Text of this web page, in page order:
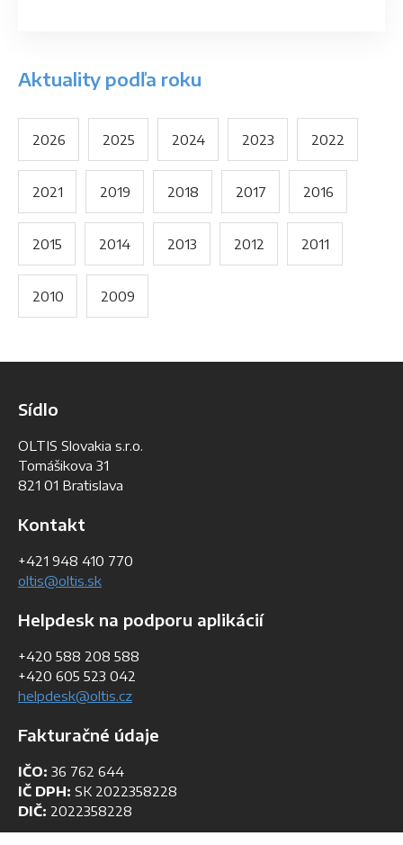
Aktuality podľa roku
2026 2025 2024 2023 2022
2021 2019 2018 2017 2016
2015 2014 2013 2012 2011
2010 2009
Sídlo
OLTIS Slovakia s.r.o.
Tomášikova 31
821 01 Bratislava
Kontakt
+421 948 410 770
oltis@oltis.sk
Helpdesk na podporu aplikácií
+420 588 208 588
+420 605 523 042
helpdesk@oltis.cz
Fakturačné údaje
IČO: 36 762 644
IČ DPH: SK 2022358228
DIČ: 2022358228